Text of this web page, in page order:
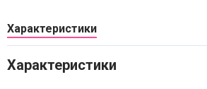
Характеристики
Характеристики